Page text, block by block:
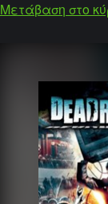
Μετάβαση στο